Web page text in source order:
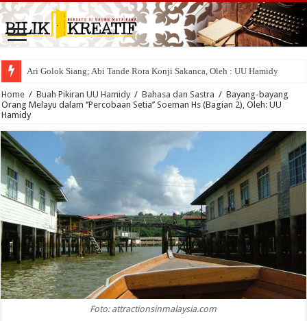
Ari Golok Siang; Abi Tande Rora Konji Sakanca, Oleh : UU Hamidy
Home / Buah Pikiran UU Hamidy / Bahasa dan Sastra / Bayang-bayang
Orang Melayu dalam ‘’Percobaan Setia’’ Soeman Hs (Bagian 2), Oleh: UU
Hamidy
Foto: attractionsinmalaysia.com